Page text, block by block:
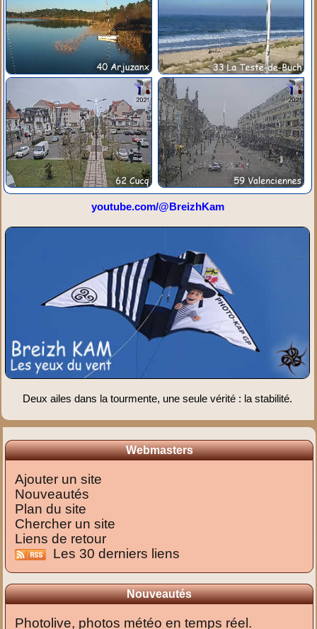
youtube.com/@BreizhKam
Deux ailes dans la tourmente, une seule vérité : la stabilité.
Webmasters
Ajouter un site
Nouveautés
Plan du site
Chercher un site
Liens de retour
Les 30 derniers liens
Nouveautés
Photolive, photos météo en temps réel.